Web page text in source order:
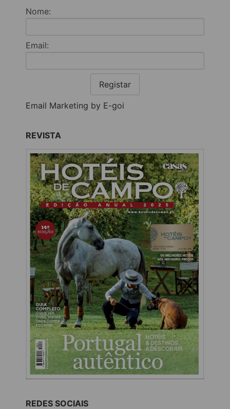
Nome:
Email:
Registar
Email Marketing by E-goi
REVISTA
REDES SOCIAIS